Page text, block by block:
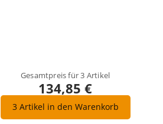
Gesamtpreis für3 Artikel
134,85 €
3Artikel in den Warenkorb